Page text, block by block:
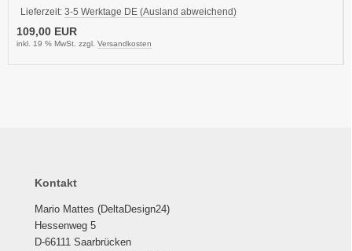
Lieferzeit: 3-5 Werktage DE (Ausland abweichend)
109,00 EUR
inkl. 19 % MwSt. zzgl. Versandkosten
Kontakt
Mario Mattes (DeltaDesign24)
Hessenweg 5
D-66111 Saarbrücken